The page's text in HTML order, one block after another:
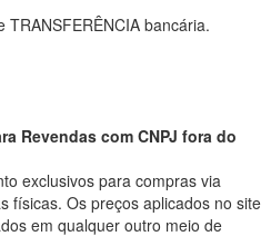
TRANSFERÊNCIA bancária.
Revendas com CNPJ fora do
exclusivos para compras via
físicas. Os preços aplicados no site
em qualquer outro meio de